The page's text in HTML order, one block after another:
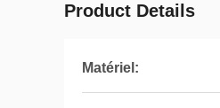
Product Details
Matériel: